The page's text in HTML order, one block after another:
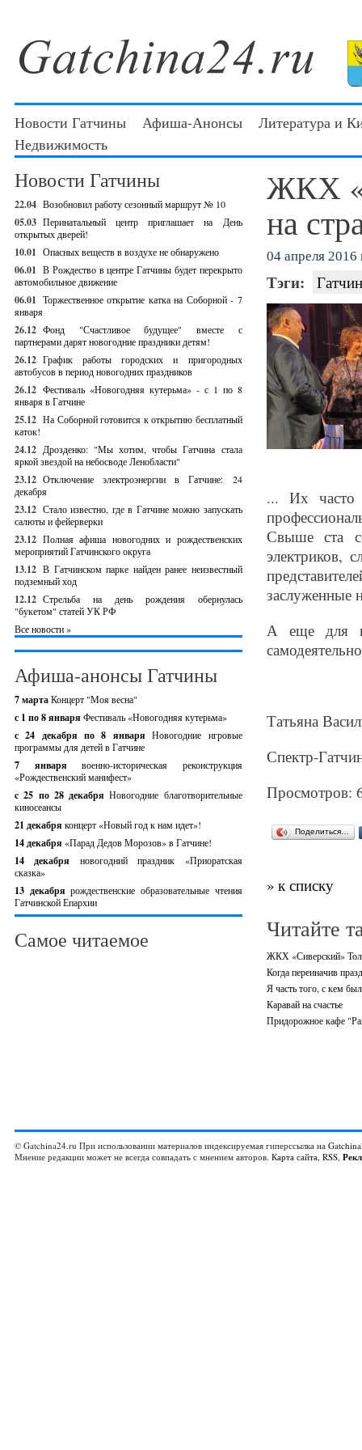
Новости Гатчины Афиша-Анонсы
Литература и
Недвижимость
Новости Гатчины
22.04 Возобновил работу сезонный маршрут № 10
05.03 Перинатальный центр приглашает на День
открытых дверей!
10.01 Опасных веществ в воздухе не обнаружено
06.01 В Рождество в центре Гатчины будет перекрыто
автомобильное движение
06.01 Торжественное открытие катка на Соборной - 7
января
26.12 Фонд "Счастливое будущее" вместе с
партнерами дарят новогодние праздники детям!
26.12 График работы городских и пригородных
автобусов в период новогодних праздников
26.12 Фестиваль «Новогодняя кутерьма» - с 1 по 8
января в Гатчине
25.12 На Соборной готовится к открытию бесплатный
каток!
24.12 Дрозденко: "Мы хотим, чтобы Гатчина стала
яркой звездой на небосводе Ленобласти"
23.12 Отключение электроэнергии в Гатчине: 24
декабря
23.12 Стало известно, где в Гатчине можно запускать
салюты и фейерверки
23.12 Полная афиша новогодних и рождественских
мероприятий Гатчинского округа
13.12 В Гатчинском парке найден ранее неизвестный
подземный ход
12.12 Стрельба на день рождения обернулась
"букетом" статей УК РФ
Все новости »
Афиша-анонсы Гатчины
7 мартаКонцерт "Моя весна"
с 1 по 8 января Фестиваль «Новогодняя кутерьма»
с 24 декабря по 8 январяНовогодние игровые
программы для детей в Гатчине
7 январявоенно-историческая реконструкция
«Рождественский манифест»
c 25 по 28 декабряНовогодние благотворительные
киносеансы
21 декабря концерт «Новый год к нам идет»!
14 декабря «Парад Дедов Морозов» в Гатчине!
14 декабря новогодний праздник «Приоратская
сказка»
13 декабрярождественские образовательные чтения
Гатчинской Епархии
Самое читаемое
ЖКХ
на
04 апреля 2016
Тэги:
... Их часто
Свыше ста
электриков,
заслуженные
А еще для
Татьяна
Спектр-
Просмотров:
Поделиться…
» к списку
Читайте
ЖКХ «Сиверский»
Когда переиначив
Я часть того, с кем
Каравай на счастье
Придорожное кафе
© Gatchina24.ru При использовании материалов индексируемая гиперссылка на
Мнение редакции может не всегда совпадать с мнением авторов. Карта сайта, RSS,